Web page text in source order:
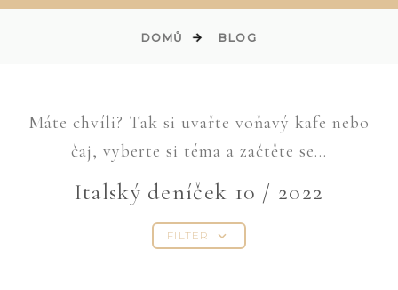
DOMŮ BLOG
Máte chvíli? Tak si uvařte voňavý kafe nebo
čaj, vyberte si téma a začtěte se...
Italský deníček 10 / 2022
FILTER